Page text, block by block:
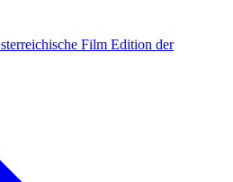
Film Edition der